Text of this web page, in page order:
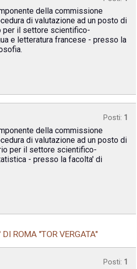
della commissione
di valutazione ad un posto di
il settore scientifico-
e letteratura francese - presso la
Posti: 1
della commissione
di valutazione ad un posto di
per il settore scientifico-
- presso la facolta' di
ROMA "TOR VERGATA"
Posti: 1